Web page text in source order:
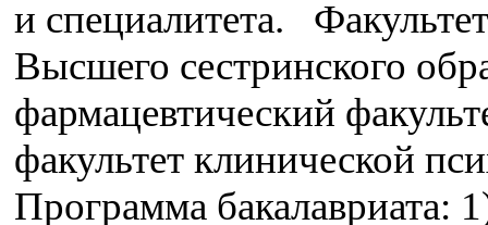
и специалитета.
Высшего сестринского
фармацевтический
факультет клинической
Программа бакалавриата: